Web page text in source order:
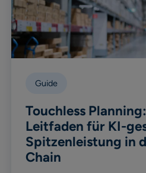
Guide
Touchless
Leitfaden für KI-
Spitzenleistung in
Chain